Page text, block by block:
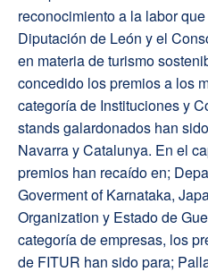
reconocimiento a la labor
Diputación de León y el
en materia de turismo
concedido los premios a los
categoría de Instituciones y
stands galardonados han
Navarra y Catalunya. En el
premios han recaído en;
Goverment of Karnataka,
Organization y Estado de
categoría de empresas, los
de FITUR han sido para;